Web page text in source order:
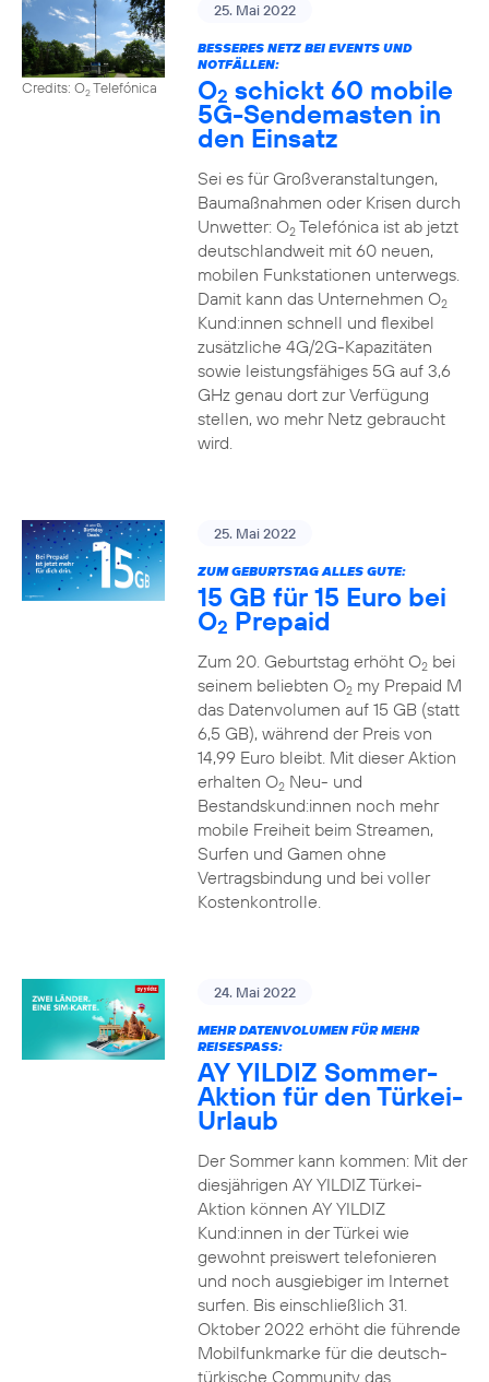
Credits: O2Telefónica
25. Mai 2022
BESSERES NETZ BEI EVENTS UND
NOTFÄLLEN:
O2 schickt 60 mobile
5G-Sendemasten in
den Einsatz
Sei es für Großveranstaltungen,
Baumaßnahmen oder Krisen durch
Unwetter: O2Telefónica ist ab jetzt
deutschlandweit mit 60 neuen,
mobilen Funkstationen unterwegs.
Damit kann das Unternehmen O2
Kund:innen schnell und flexibel
zusätzliche 4G/2G-Kapazitäten
sowie leistungsfähiges 5G auf 3,6
GHz genau dort zur Verfügung
stellen, wo mehr Netz gebraucht
wird.
25. Mai 2022
ZUM GEBURTSTAG ALLES GUTE:
15 GB für 15 Euro bei
O2 Prepaid
Zum 20. Geburtstag erhöht O2bei
seinem beliebten O2my Prepaid M
das Datenvolumen auf 15 GB (statt
6,5 GB), während der Preis von
14,99 Euro bleibt. Mit dieser Aktion
erhalten O2Neu- und
Bestandskund:innen noch mehr
mobile Freiheit beim Streamen,
Surfen und Gamen ohne
Vertragsbindung und bei voller
Kostenkontrolle.
24. Mai 2022
MEHR DATENVOLUMEN FÜR MEHR
REISESPASS:
AY YILDIZ Sommer-
Aktion für den Türkei-
Urlaub
Der Sommer kann kommen: Mit der
diesjährigen AY YILDIZ Türkei-
Aktion können AY YILDIZ
Kund:innen in der Türkei wie
gewohnt preiswert telefonieren
und noch ausgiebiger im Internet
surfen. Bis einschließlich 31.
Oktober 2022 erhöht die führende
Mobilfunkmarke für die deutsch-
türkische Community das